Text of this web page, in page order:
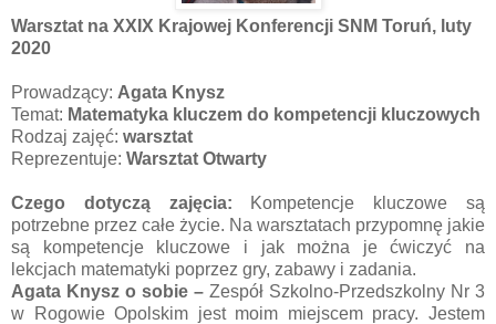
Warsztat na XXIX Krajowej Konferencji SNM Toruń, luty
2020
Prowadzący: Agata Knysz
Temat: Matematyka kluczem do kompetencji kluczowych
Rodzaj zajęć: warsztat
Reprezentuje: Warsztat Otwarty
Czego dotyczą zajęcia: Kompetencje kluczowe są
potrzebne przez całe życie. Na warsztatach przypomnę jakie
są kompetencje kluczowe i jak można je ćwiczyć na
lekcjach matematyki poprzez gry, zabawy i zadania.
Agata Knysz o sobie – Zespół Szkolno-Przedszkolny Nr 3
w Rogowie Opolskim jest moim miejscem pracy. Jestem